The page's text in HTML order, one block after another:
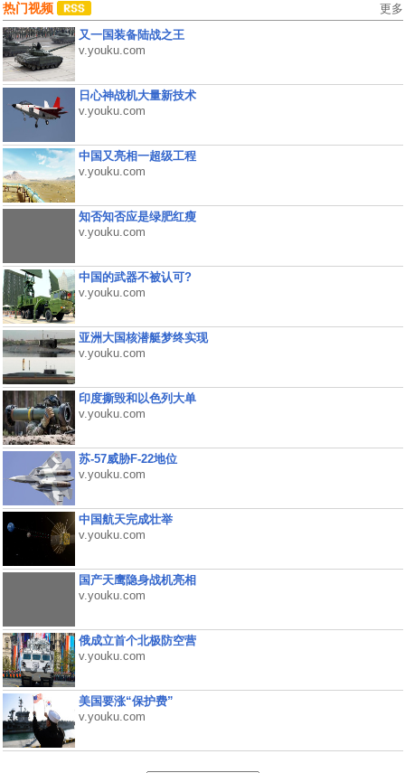
热门视频 更多
又一国装备陆战之王
v.youku.com
日心神战机大量新技术
v.youku.com
中国又亮相一超级工程
v.youku.com
知否知否应是绿肥红瘦
v.youku.com
中国的武器不被认可?
v.youku.com
亚洲大国核潜艇梦终实现
v.youku.com
印度撕毁和以色列大单
v.youku.com
苏-57威胁F-22地位
v.youku.com
中国航天完成壮举
v.youku.com
国产天鹰隐身战机亮相
v.youku.com
俄成立首个北极防空营
v.youku.com
美国要涨“保护费”
v.youku.com